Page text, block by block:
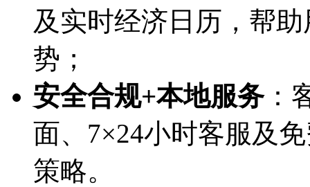
及实时经济日历，帮
势；
安全合规+本地服务：
面、7×24小时客服及
策略。